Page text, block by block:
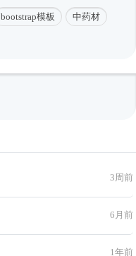
bootstrap模板 中药材
3周前
6月前
1年前